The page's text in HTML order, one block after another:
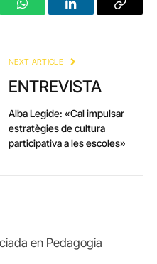
WhatsAppLinkedInCopy
NEXT ARTICLE
ENTREVISTA
Alba Legide: «Cal impulsar
estratègies de cultura
participativa a les escoles»
en Pedagogia